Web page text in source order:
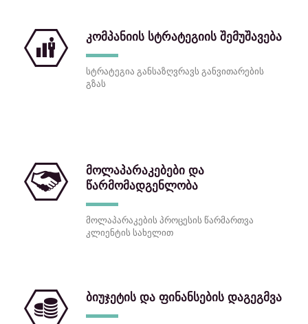
კომპანიის სტრატეგიის შემუშავება
სტრატეგია განსაზღვრავს განვითარების
გზას
მოლაპარაკებები და
წარმომადგენლობა
მოლაპარაკების პროცესის წარმართვა
კლიენტის სახელით
ბიუჯეტის და ფინანსების დაგეგმვა